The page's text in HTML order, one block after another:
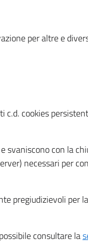
per altre e
cookies
svaniscono con la
necessari per
pregiudizievoli per
consultare la